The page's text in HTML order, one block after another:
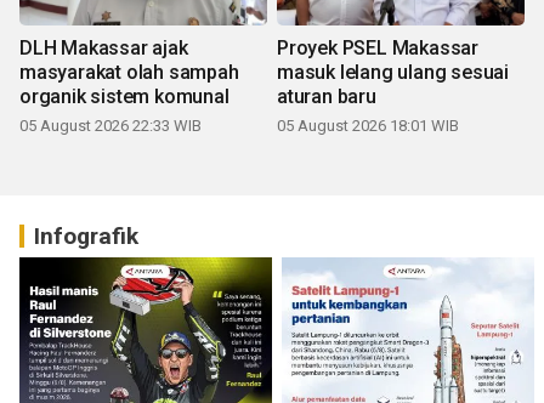
DLH Makassar ajak
masyarakat olah sampah
organik sistem komunal
05 August 2026 22:33 WIB
Proyek PSEL Makassar
masuk lelang ulang sesuai
aturan baru
05 August 2026 18:01 WIB
Infografik